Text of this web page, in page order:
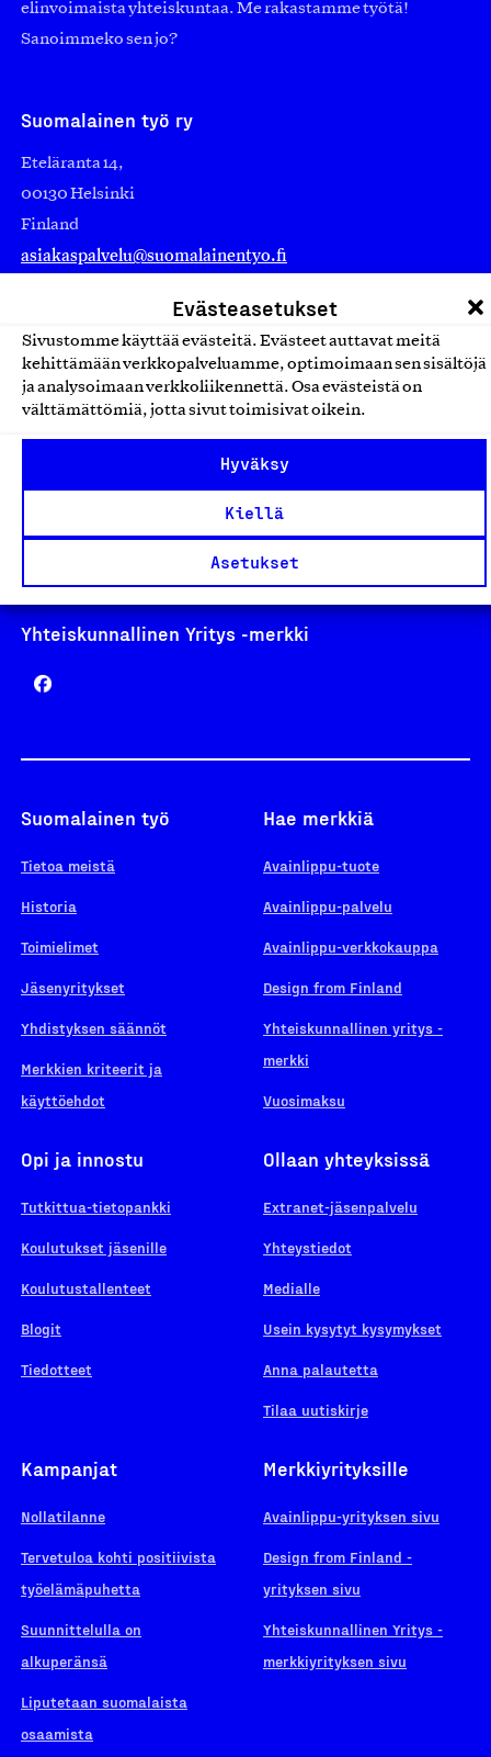
Evästeasetukset
Sivustomme käyttää evästeitä. Evästeet auttavat meitä
kehittämään verkkopalveluamme, optimoimaan sen sisältöjä
ja analysoimaan verkkoliikennettä. Osa evästeistä on
välttämättömiä, jotta sivut toimisivat oikein.
Hyväksy
Kiellä
Asetukset
elinvoimaista yhteiskuntaa. Me rakastamme työtä!
Sanoimmeko sen jo?
Suomalainen työ ry
Eteläranta 14,
00130 Helsinki
Finland
asiakaspalvelu@suomalainentyo.fi
Avainlippu
Yhteiskunnallinen Yritys -merkki
Suomalainen työ
Tietoa meistä
Historia
Toimielimet
Jäsenyritykset
Yhdistyksen säännöt
Merkkien kriteerit ja
käyttöehdot
Hae merkkiä
Avainlippu-tuote
Avainlippu-palvelu
Avainlippu-verkkokauppa
Design from Finland
Yhteiskunnallinen yritys -
merkki
Vuosimaksu
Opi ja innostu
Tutkittua-tietopankki
Koulutukset jäsenille
Koulutustallenteet
Blogit
Tiedotteet
Ollaan yhteyksissä
Extranet-jäsenpalvelu
Yhteystiedot
Medialle
Usein kysytyt kysymykset
Anna palautetta
Tilaa uutiskirje
Kampanjat
Nollatilanne
Tervetuloa kohti positiivista
työelämäpuhetta
Suunnittelulla on
alkuperänsä
Liputetaan suomalaista
osaamista
Merkkiyrityksille
Avainlippu-yrityksen sivu
Design from Finland -
yrityksen sivu
Yhteiskunnallinen Yritys -
merkkiyrityksen sivu